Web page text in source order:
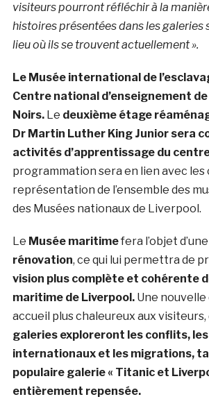
visiteurs pourront réfléchir à la
histoires présentées dans les galeries
lieu où ils se trouvent actuellement ».
Le Musée international de
Centre national d’enseignement
Noirs.Le deuxième étage
Dr Martin Luther King Junior sera
activités d’apprentissage du
programmation sera en lien avec
représentation de l’ensemble des
des Musées nationaux de Liverpool.
Le Musée maritimefera l’objet d’une
rénovation, ce qui lui permettra de
vision plus complète et cohérente
maritime de Liverpool.Une
accueil plus chaleureux aux visiteurs,
galeries exploreront les conflits,
internationaux et les migrations,
populaire galerie « Titanic et
entièrement repensée.